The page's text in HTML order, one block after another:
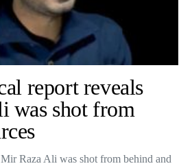
report reveals
was shot from
Mir Raza Ali was shot from behind and